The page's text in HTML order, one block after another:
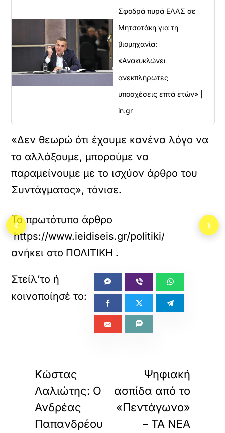
Σφοδρά πυρά ΕΛΑΣ σε
Μητσοτάκη για τη
βιομηχανία:
«Ανακυκλώνει
ανεκπλήρωτες
υποσχέσεις επτά ετών» |
in.gr
«Δεν θεωρώ ότι έχουμε κανένα λόγο να
το αλλάξουμε, μπορούμε να
παραμείνουμε με το ισχύον άρθρο του
Συντάγματος», τόνισε.
Το πρωτότυπο άρθρο
https://www.ieidiseis.gr/politiki/802927/
ανήκει στο ΠΟΛΙΤΙΚΗ .
Κώστας
Λαλιώτης: Ο
Ανδρέας
Παπανδρέου
Ψηφιακή
ασπίδα από το
«Πεντάγωνο»
– ΤΑ ΝΕΑ
‹ ›